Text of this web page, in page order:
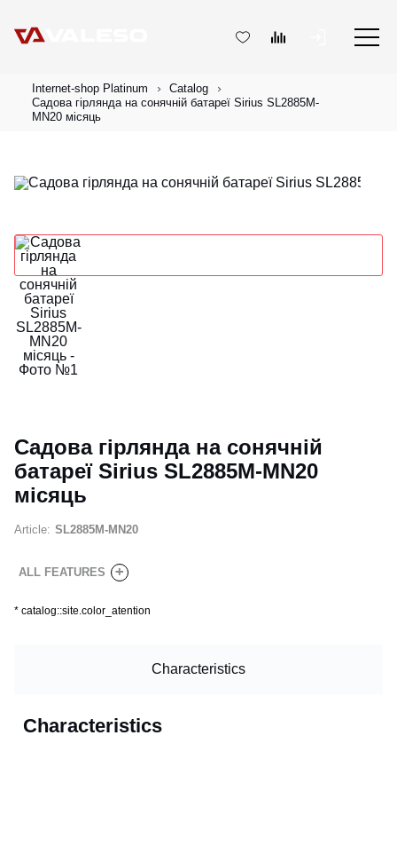
Internet-shop Platinum
Catalog
Садова гірлянда на сонячній батареї Sirius SL2885M-
MN20 місяць
Садова гірлянда на сонячній
батареї Sirius SL2885M-MN20
місяць
Article: SL2885M-MN20
ALL FEATURES +
* catalog::site.color_atention
Characteristics
Characteristics